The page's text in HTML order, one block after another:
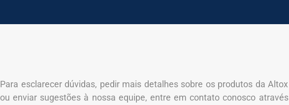
Para esclarecer dúvidas, pedir mais detalhes sobre os produtos da Altox
ou enviar sugestões à nossa equipe, entre em contato conosco através